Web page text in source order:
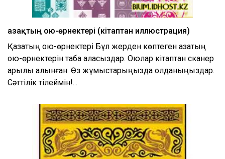
Қазақтың ою-өрнектері (кітаптан иллюстрация)
Қазақтың ою-өрнектері Бұл жерден көптеген қазақтың
ою-өрнектерін таба аласыздар. Оюлар кітаптан сканер
арқылы алынған. Өз жұмыстарыңызда қолданыңыздар.
Сәттілік тілеймін!...